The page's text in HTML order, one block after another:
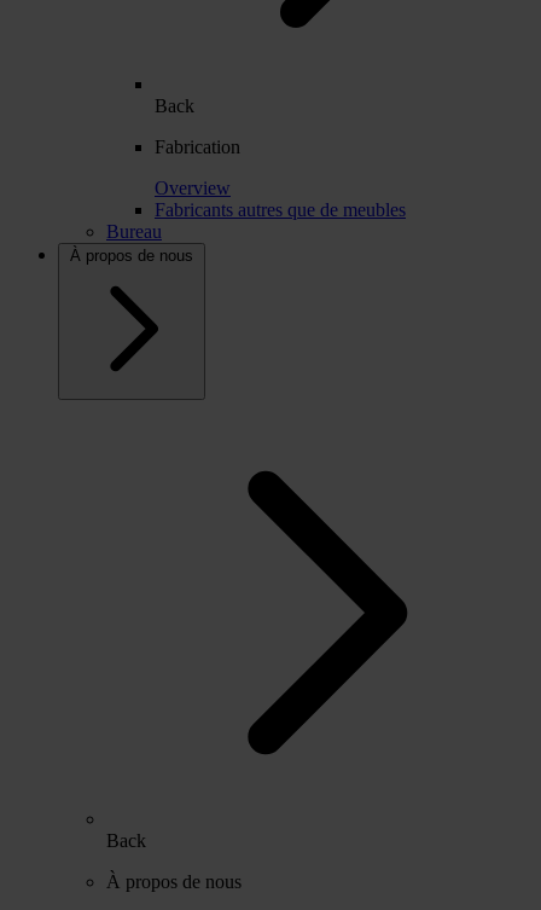
Back
Fabrication
Overview
Fabricants autres que de meubles
Bureau
À propos de nous
Back
À propos de nous